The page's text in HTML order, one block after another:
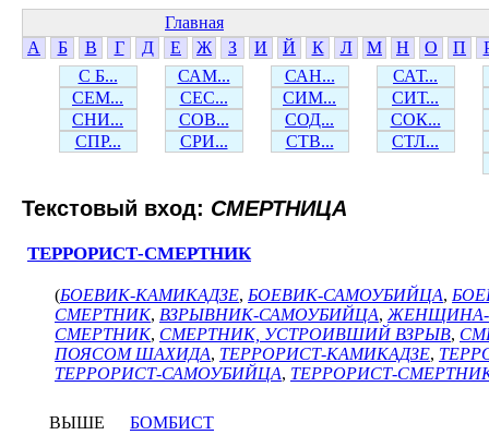
Главная
А
Б В Г Д Е Ж З И Й К Л М Н О П
С Б...
САМ... САН...
САТ...
СЕМ...
СЕС... СИМ...
СИТ...
СНИ...
СОВ... СОД...
СОК...
СПР...
СРИ... СТВ... СТЛ...
Текстовый вход: СМЕРТНИЦА
ТЕРРОРИСТ-СМЕРТНИК
(БОЕВИК-КАМИКАДЗЕ, БОЕВИК-САМОУБИЙЦА,
СМЕРТНИК, ВЗРЫВНИК-САМОУБИЙЦА,
СМЕРТНИК, СМЕРТНИК, УСТРОИВШИЙ ВЗРЫВ,
ПОЯСОМ ШАХИДА, ТЕРРОРИСТ-КАМИКАДЗЕ,
ТЕРРОРИСТ-САМОУБИЙЦА, ТЕРРОРИСТ-
ВЫШЕ
БОМБИСТ